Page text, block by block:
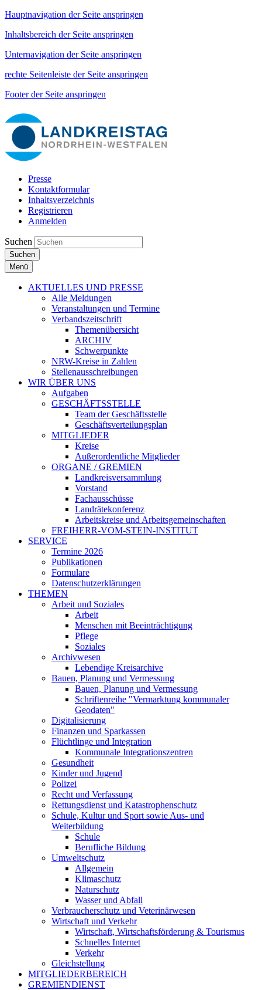
Hauptnavigation der Seite anspringen
Inhaltsbereich der Seite anspringen
Unternavigation der Seite anspringen
rechte Seitenleiste der Seite anspringen
Footer der Seite anspringen
Presse
Kontaktformular
Inhaltsverzeichnis
Registrieren
Anmelden
Suchen
Suchen
Menü
AKTUELLES UND PRESSE
Alle Meldungen
Veranstaltungen und Termine
Verbandszeitschrift
Themenübersicht
ARCHIV
Schwerpunkte
NRW-Kreise in Zahlen
Stellenausschreibungen
WIR ÜBER UNS
Aufgaben
GESCHÄFTSSTELLE
Team der Geschäftsstelle
Geschäftsverteilungsplan
MITGLIEDER
Kreise
Außerordentliche Mitglieder
ORGANE / GREMIEN
Landkreisversammlung
Vorstand
Fachausschüsse
Landrätekonferenz
Arbeitskreise und Arbeitsgemeinschaften
FREIHERR-VOM-STEIN-INSTITUT
SERVICE
Termine 2026
Publikationen
Formulare
Datenschutzerklärungen
THEMEN
Arbeit und Soziales
Arbeit
Menschen mit Beeinträchtigung
Pflege
Soziales
Archivwesen
Lebendige Kreisarchive
Bauen, Planung und Vermessung
Bauen, Planung und Vermessung
Schriftenreihe "Vermarktung kommunaler
Geodaten"
Digitalisierung
Finanzen und Sparkassen
Flüchtlinge und Integration
Kommunale Integrationszentren
Gesundheit
Kinder und Jugend
Polizei
Recht und Verfassung
Rettungsdienst und Katastrophenschutz
Schule, Kultur und Sport sowie Aus- und
Weiterbildung
Schule
Berufliche Bildung
Umweltschutz
Allgemein
Klimaschutz
Naturschutz
Wasser und Abfall
Verbraucherschutz und Veterinärwesen
Wirtschaft und Verkehr
Wirtschaft, Wirtschaftsförderung & Tourismus
Schnelles Internet
Verkehr
Gleichstellung
MITGLIEDERBEREICH
GREMIENDIENST